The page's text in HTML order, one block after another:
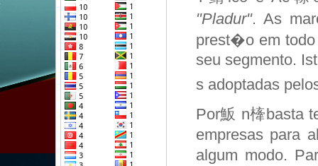
"Pladur". As
prest�o em
seu segmento.
s adoptadas
Por魬 n㯠basta
empresas para
algum modo.